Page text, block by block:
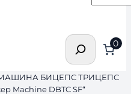
Търсене 0
БИЦЕПС ТРИЦЕПС
Machine DBTC SF“